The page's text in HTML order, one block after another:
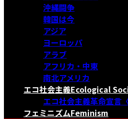
沖縄闘争
韓国は今
アジア
ヨーロッパ
アラブ
アフリカ・中東
南北アメリカ
エコ社会主義Ecological
エコ社会主義革命宣言
フェミニズムFeminism